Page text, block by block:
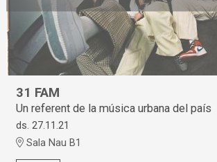
31 FAM
Un referent de la música urbana del país
ds. 27.11.21
Sala Nau B1